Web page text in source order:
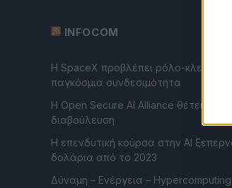
INFOCOM
Η SpaceX προβλέπει ρόλο-κλειδί
παγκόσμια συνδεσιμότητα
Η Open Secure AI Alliance θέτει το
διαβούλευση
Η επενδυτική κούρσα στην AI
δολάρια από το 2023
Δύναμη – Ενέργεια –